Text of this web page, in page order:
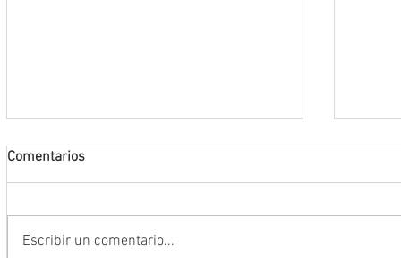
Comentarios
Escribir un comentario...